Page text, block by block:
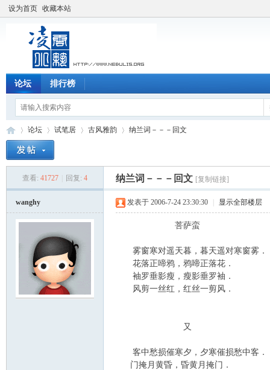
设为首页 收藏本站
论坛 排行榜
论坛
›
试笔居
›
古风雅韵
›
纳兰词－－－回文
查看: 41727 回复: 4 纳兰词－－－回文 [复制链接]
wanghy 发表于 2006-7-24 23:30:30 显示全部楼层
菩萨蛮
雾窗寒对遥天暮，暮天遥对寒窗雾．
花落正啼鸦，鸦啼正落花．
袖罗垂影瘦，瘦影垂罗袖．
风剪一丝红，红丝一剪风．
又
客中愁损催寒夕，夕寒催损愁中客．
门掩月黄昏，昏黄月掩门．